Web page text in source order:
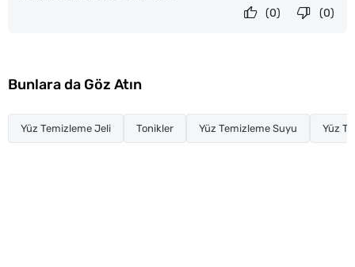
(0)
(0)
Bunlara da Göz Atın
Yüz Temizleme Jeli Tonikler Yüz Temizleme Suyu Yüz